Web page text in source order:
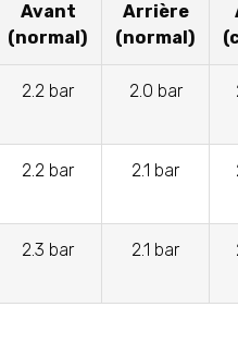
Avant
(normal)
Arrière
(normal)
2.2 bar 2.0 bar
2.2 bar 2.1 bar
2.3 bar 2.1 bar